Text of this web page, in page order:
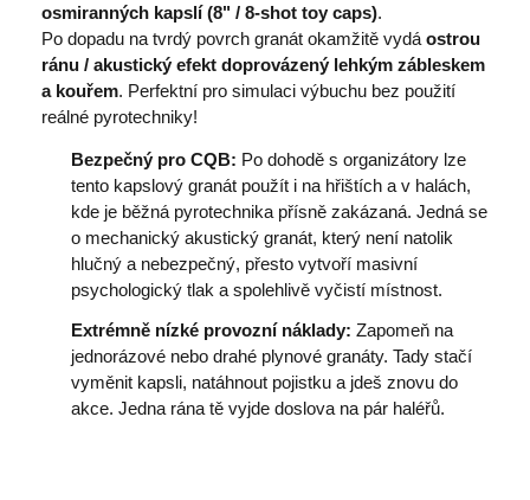
osmiranných kapslí (8" / 8-shot toy caps).
Po dopadu na tvrdý povrch granát okamžitě vydá ostrou
ránu / akustický efekt doprovázený lehkým zábleskem
a kouřem. Perfektní pro simulaci výbuchu bez použití
reálné pyrotechniky!
Bezpečný pro CQB: Po dohodě s organizátory lze
tento kapslový granát použít i na hřištích a v halách,
kde je běžná pyrotechnika přísně zakázaná. Jedná se
o mechanický akustický granát, který není natolik
hlučný a nebezpečný, přesto vytvoří masivní
psychologický tlak a spolehlivě vyčistí místnost.
Extrémně nízké provozní náklady: Zapomeň na
jednorázové nebo drahé plynové granáty. Tady stačí
vyměnit kapsli, natáhnout pojistku a jdeš znovu do
akce. Jedna rána tě vyjde doslova na pár haléřů.